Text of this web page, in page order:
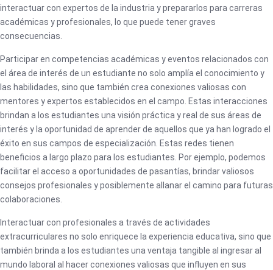
interactuar con expertos de la industria y prepararlos para carreras
académicas y profesionales, lo que puede tener graves
consecuencias.
Participar en competencias académicas y eventos relacionados con
el área de interés de un estudiante no solo amplía el conocimiento y
las habilidades, sino que también crea conexiones valiosas con
mentores y expertos establecidos en el campo. Estas interacciones
brindan a los estudiantes una visión práctica y real de sus áreas de
interés y la oportunidad de aprender de aquellos que ya han logrado el
éxito en sus campos de especialización. Estas redes tienen
beneficios a largo plazo para los estudiantes. Por ejemplo, podemos
facilitar el acceso a oportunidades de pasantías, brindar valiosos
consejos profesionales y posiblemente allanar el camino para futuras
colaboraciones.
Interactuar con profesionales a través de actividades
extracurriculares no solo enriquece la experiencia educativa, sino que
también brinda a los estudiantes una ventaja tangible al ingresar al
mundo laboral al hacer conexiones valiosas que influyen en sus